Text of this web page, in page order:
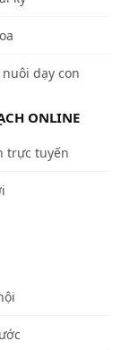
dạy con
ONLINE
trực tuyến